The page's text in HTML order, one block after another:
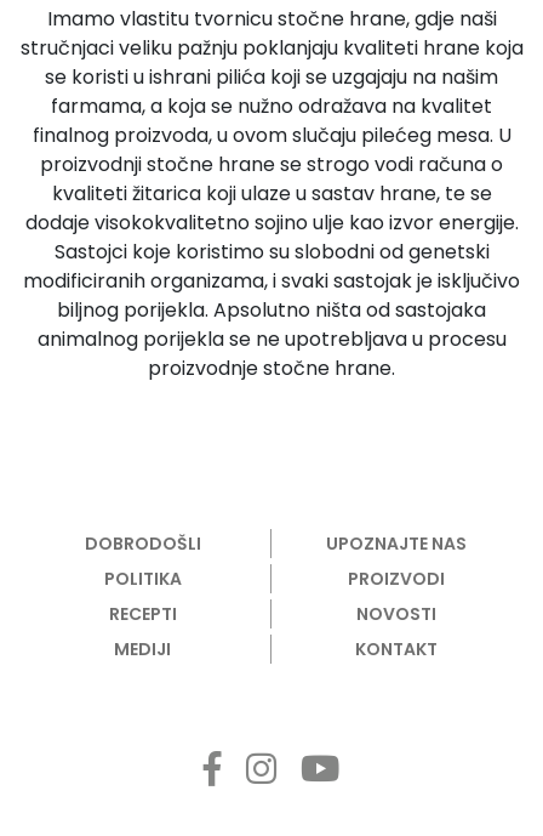
Imamo vlastitu tvornicu stočne hrane, gdje naši
stručnjaci veliku pažnju poklanjaju kvaliteti hrane koja
se koristi u ishrani pilića koji se uzgajaju na našim
farmama, a koja se nužno odražava na kvalitet
finalnog proizvoda, u ovom slučaju pilećeg mesa. U
proizvodnji stočne hrane se strogo vodi računa o
kvaliteti žitarica koji ulaze u sastav hrane, te se
dodaje visokokvalitetno sojino ulje kao izvor energije.
Sastojci koje koristimo su slobodni od genetski
modificiranih organizama, i svaki sastojak je isključivo
biljnog porijekla. Apsolutno ništa od sastojaka
animalnog porijekla se ne upotrebljava u procesu
proizvodnje stočne hrane.
DOBRODOŠLI
UPOZNAJTE NAS
POLITIKA
PROIZVODI
RECEPTI
NOVOSTI
MEDIJI
KONTAKT